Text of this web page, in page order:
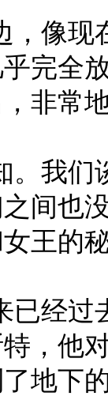
像现
完全
非常
我们
间也
王的
经过
，他
地下